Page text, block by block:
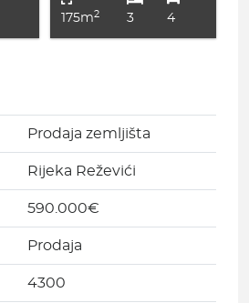
175m2 3 4
Prodaja zemljišta
Rijeka Reževići
590.000€
Prodaja
4300